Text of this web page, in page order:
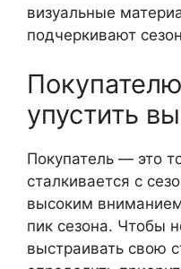
визуальные
подчеркивают
упустить
Покупатель — это
сталкивается с
высоким
пик сезона. Чтобы
выстраивать свою